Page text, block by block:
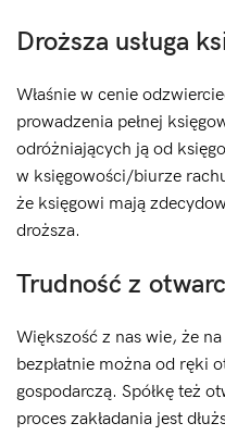
Droższa usługa
Właśnie w cenie
prowadzenia pełnej
odróżniających ją od
w księgowości/biurze
że księgowi mają
droższa.
Trudność z
Większość z nas wie, że
bezpłatnie można od ręki
gospodarczą. Spółkę też
proces zakładania jest